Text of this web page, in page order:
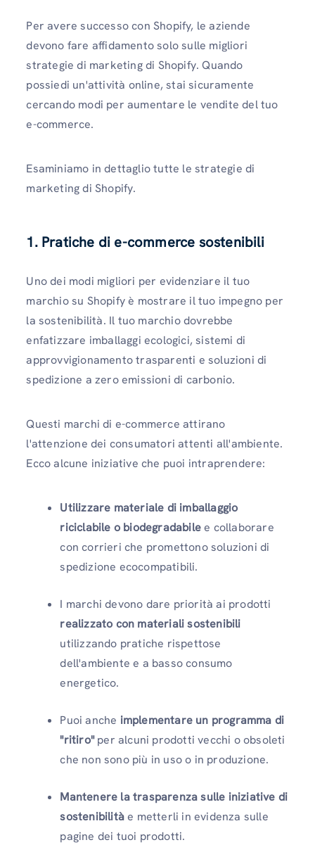
Per avere successo con Shopify, le aziende
devono fare affidamento solo sulle migliori
strategie di marketing di Shopify. Quando
possiedi un'attività online, stai sicuramente
cercando modi per aumentare le vendite del tuo
e-commerce.
Esaminiamo in dettaglio tutte le strategie di
marketing di Shopify.
1. Pratiche di e-commerce sostenibili
Uno dei modi migliori per evidenziare il tuo
marchio su Shopify è mostrare il tuo impegno per
la sostenibilità. Il tuo marchio dovrebbe
enfatizzare imballaggi ecologici, sistemi di
approvvigionamento trasparenti e soluzioni di
spedizione a zero emissioni di carbonio.
Questi marchi di e-commerce attirano
l'attenzione dei consumatori attenti all'ambiente.
Ecco alcune iniziative che puoi intraprendere:
Utilizzare materiale di imballaggio
riciclabile o biodegradabilee collaborare
con corrieri che promettono soluzioni di
spedizione ecocompatibili.
I marchi devono dare priorità ai prodotti
realizzato con materiali sostenibili
utilizzando pratiche rispettose
dell'ambiente e a basso consumo
energetico.
Puoi anche implementare un programma di
"ritiro"per alcuni prodotti vecchi o obsoleti
che non sono più in uso o in produzione.
Mantenere la trasparenza sulle iniziative di
sostenibilitàe metterli in evidenza sulle
pagine dei tuoi prodotti.